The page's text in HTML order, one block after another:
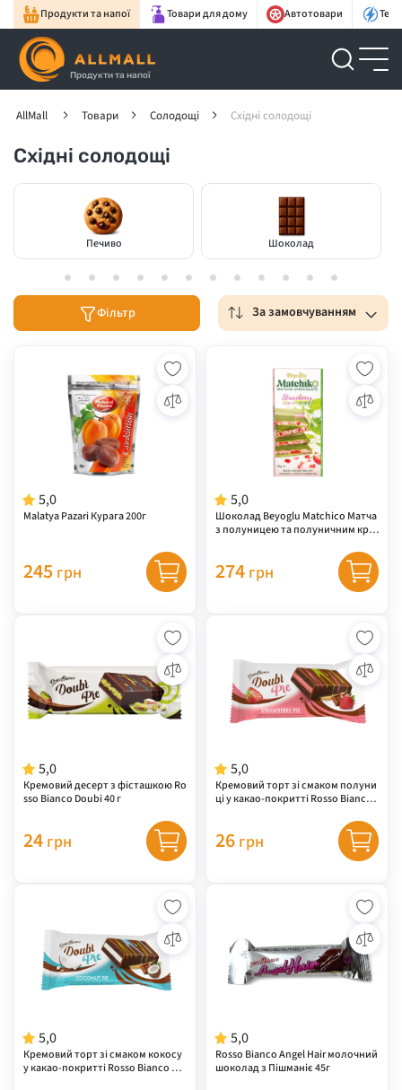
Продукти та напої Товари для дому Автотовари
Продукти та напої
AllMall Товари Солодощі Східні солодощі
Східні солодощі
Печиво Шоколад
Фільтр За замовчуванням
5,0
Malatya Pazari Курага 200г
245 грн
5,0
Шоколад Beyoglu Matchico Матча
з полуницею та полуничним кре
274 грн
5,0
Кремовий десерт з фісташкою Ro
sso Bianco Doubi 40 г
24 грн
5,0
Кремовий торт зі смаком полуни
ці у какао-покритті Rossо Bianco
26 грн
5,0
Кремовий торт зі смаком кокосу
у какао-покритті Rossо Bianco Do
5,0
Rossо Bianco Angel Hair молочний
шоколад з Пішманіє 45г